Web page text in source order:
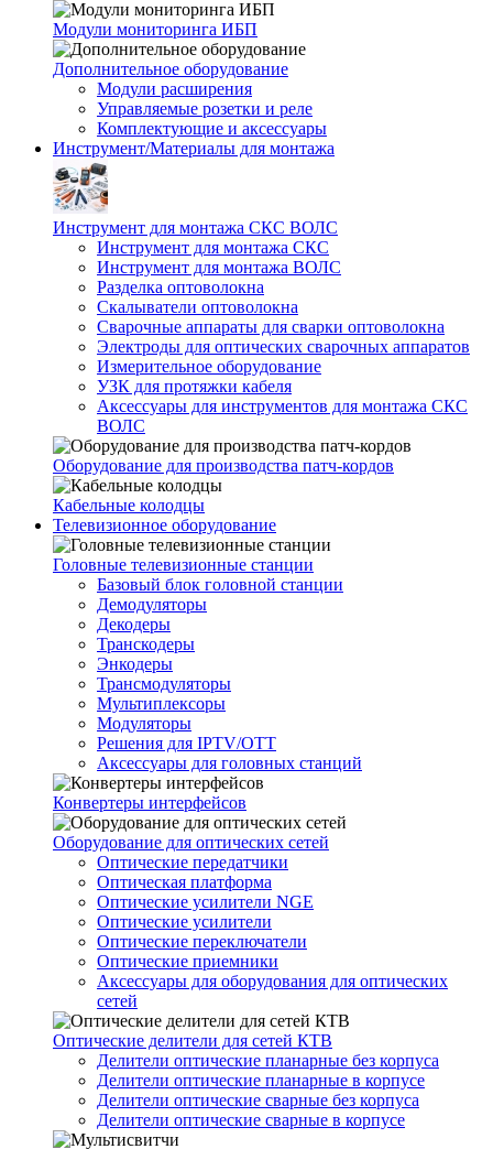
Модули мониторинга ИБП
Дополнительное оборудование
Модули расширения
Управляемые розетки и реле
Комплектующие и аксессуары
Инструмент/Материалы для монтажа
Инструмент для монтажа СКС ВОЛС
Инструмент для монтажа СКС
Инструмент для монтажа ВОЛС
Разделка оптоволокна
Скалыватели оптоволокна
Сварочные аппараты для сварки оптоволокна
Электроды для оптических сварочных аппаратов
Измерительное оборудование
УЗК для протяжки кабеля
Аксессуары для инструментов для монтажа СКС
ВОЛС
Оборудование для производства патч-кордов
Кабельные колодцы
Телевизионное оборудование
Головные телевизионные станции
Базовый блок головной станции
Демодуляторы
Декодеры
Транскодеры
Энкодеры
Трансмодуляторы
Мультиплексоры
Модуляторы
Решения для IPTV/OTT
Аксессуары для головных станций
Конвертеры интерфейсов
Оборудование для оптических сетей
Оптические передатчики
Оптическая платформа
Оптические усилители NGE
Оптические усилители
Оптические переключатели
Оптические приемники
Аксессуары для оборудования для оптических
сетей
Оптические делители для сетей КТВ
Делители оптические планарные без корпуса
Делители оптические планарные в корпусе
Делители оптические сварные без корпуса
Делители оптические сварные в корпусе